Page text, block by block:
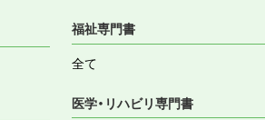
福祉専門書
全て
医学・リハビリ専門書